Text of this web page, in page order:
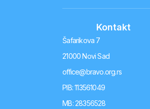
Kontakt
Šafarikova 7
21000 Novi Sad
office@bravo.org.rs
PIB: 113561049
MB: 28356528